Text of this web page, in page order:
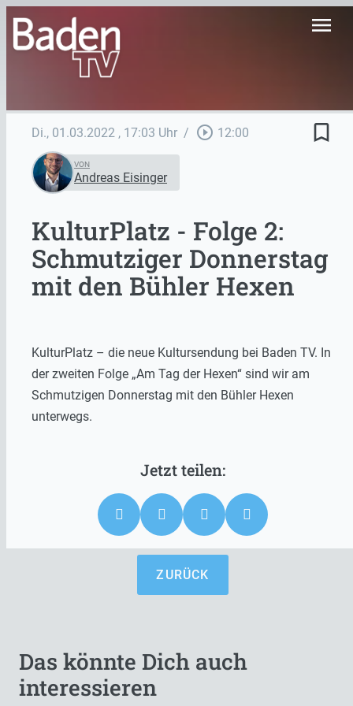
menu
Di., 01.03.2022 , 17:03 Uhr / play_circle_outline 12:00 bookmark_border
VON
Andreas Eisinger
KulturPlatz - Folge 2:
Schmutziger Donnerstag
mit den Bühler Hexen
KulturPlatz – die neue Kultursendung bei Baden TV. In
der zweiten Folge „Am Tag der Hexen“ sind wir am
Schmutzigen Donnerstag mit den Bühler Hexen
unterwegs.
ZURÜCK
Das könnte Dich auch
interessieren